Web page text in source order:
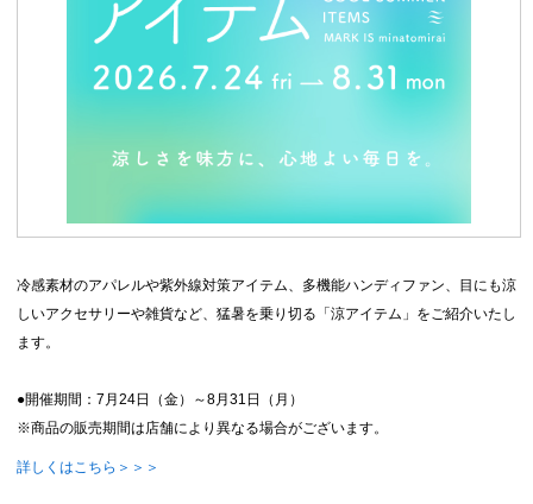
冷感素材のアパレルや紫外線対策アイテム、多機能ハンディファン、目にも涼
しいアクセサリーや雑貨など、猛暑を乗り切る「涼アイテム」をご紹介いたし
ます。
●開催期間：7月24日（金）～8月31日（月）
※商品の販売期間は店舗により異なる場合がございます。
詳しくはこちら＞＞＞